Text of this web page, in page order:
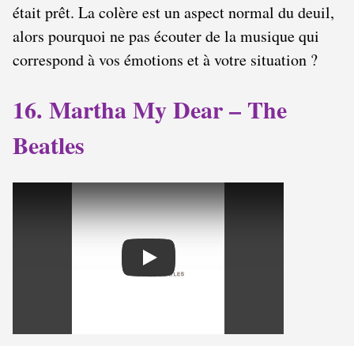
était prêt. La colère est un aspect normal du deuil,
alors pourquoi ne pas écouter de la musique qui
correspond à vos émotions et à votre situation ?
16. Martha My Dear – The
Beatles
Play